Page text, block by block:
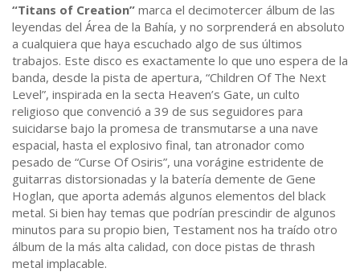
“Titans of Creation” marca el decimotercer álbum de las
leyendas del Área de la Bahía, y no sorprenderá en absoluto
a cualquiera que haya escuchado algo de sus últimos
trabajos. Este disco es exactamente lo que uno espera de la
banda, desde la pista de apertura, “Children Of The Next
Level”, inspirada en la secta Heaven’s Gate, un culto
religioso que convenció a 39 de sus seguidores para
suicidarse bajo la promesa de transmutarse a una nave
espacial, hasta el explosivo final, tan atronador como
pesado de “Curse Of Osiris”, una vorágine estridente de
guitarras distorsionadas y la batería demente de Gene
Hoglan, que aporta además algunos elementos del black
metal. Si bien hay temas que podrían prescindir de algunos
minutos para su propio bien, Testament nos ha traído otro
álbum de la más alta calidad, con doce pistas de thrash
metal implacable.